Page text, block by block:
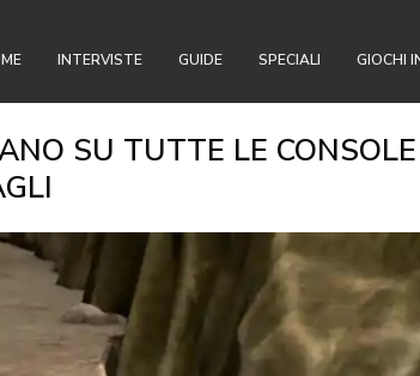
INTERVISTE GUIDE SPECIALI GIOCHI
SU TUTTE LE